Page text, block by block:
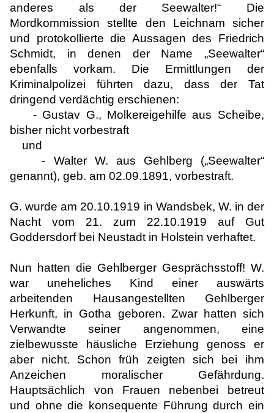
anderes als der Seewalter!“ Die
Mordkommission stellte den Leichnam sicher
und protokollierte die Aussagen des Friedrich
Schmidt, in denen der Name „Seewalter“
ebenfalls vorkam. Die Ermittlungen der
Kriminalpolizei führten dazu, dass der Tat
dringend verdächtig erschienen:
- Gustav G., Molkereigehilfe aus Scheibe,
bisher nicht vorbestraft
und
- Walter W. aus Gehlberg („Seewalter“
genannt), geb. am 02.09.1891, vorbestraft.
G. wurde am 20.10.1919 in Wandsbek, W. in der
Nacht vom 21. zum 22.10.1919 auf Gut
Goddersdorf bei Neustadt in Holstein verhaftet.
Nun hatten die Gehlberger Gesprächsstoff! W.
war uneheliches Kind einer auswärts
arbeitenden Hausangestellten Gehlberger
Herkunft, in Gotha geboren. Zwar hatten sich
Verwandte seiner angenommen, eine
zielbewusste häusliche Erziehung genoss er
aber nicht. Schon früh zeigten sich bei ihm
Anzeichen moralischer Gefährdung.
Hauptsächlich von Frauen nebenbei betreut
und ohne die konsequente Führung durch ein